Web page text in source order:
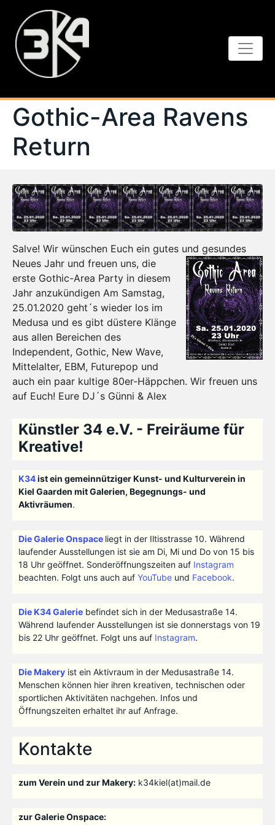
Gothic-Area Ravens
Return
Salve! Wir wünschen Euch ein gutes und gesundes
Neues Jahr und freuen uns, die
erste Gothic-Area Party in diesem
Jahr anzukündigen Am Samstag,
25.01.2020 geht´s wieder los im
Medusa und es gibt düstere Klänge
aus allen Bereichen des
Independent, Gothic, New Wave,
Mittelalter, EBM, Futurepop und
auch ein paar kultige 80er-Häppchen. Wir freuen uns
auf Euch! Eure DJ´s Günni & Alex
Künstler 34 e.V. - Freiräume für
Kreative!
K34ist ein gemeinnütziger Kunst- und Kulturverein in
Kiel Gaarden mit Galerien, Begegnungs- und
Aktivräumen.
Die Galerie Onspace liegt in der Iltisstrasse 10. Während
laufender Ausstellungen ist sie am Di, Mi und Do von 15 bis
18 Uhr geöffnet. Sonderöffnungszeiten auf Instagram
beachten. Folgt uns auch auf YouTubeund Facebook.
Die K34 Galeriebefindet sich in der Medusastraße 14.
Während laufender Ausstellungen ist sie donnerstags von 19
bis 22 Uhr geöffnet. Folgt uns auf Instagram.
Die Makeryist ein Aktivraum in der Medusastraße 14.
Menschen können hier ihren kreativen, technischen oder
sportlichen Aktivitäten nachgehen. Infos und
Öffnungszeiten erhaltet ihr auf Anfrage.
Kontakte
zum Verein und zur Makery:k34kiel(at)mail.de
zur Galerie Onspace: